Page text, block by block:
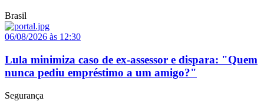
Brasil
06/08/2026 às 12:30
Lula minimiza caso de ex-assessor e dispara: "Quem
nunca pediu empréstimo a um amigo?"
Segurança